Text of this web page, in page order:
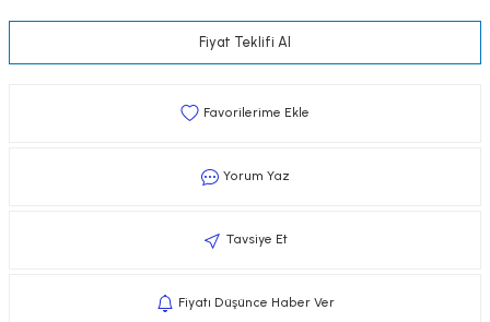
Fiyat Teklifi Al
Yorum Yaz
Tavsiye Et
Fiyatı Düşünce Haber Ver